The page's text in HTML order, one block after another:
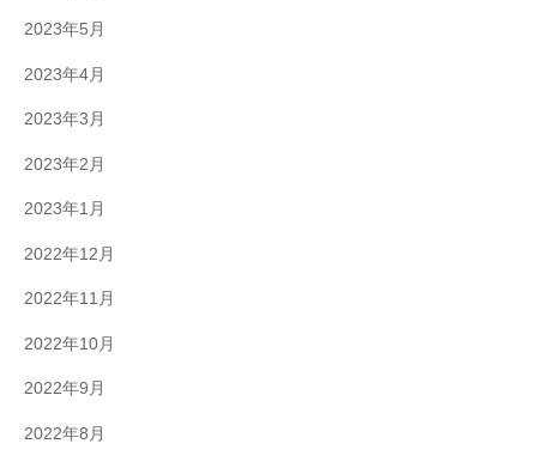
2023年5月
2023年4月
2023年3月
2023年2月
2023年1月
2022年12月
2022年11月
2022年10月
2022年9月
2022年8月